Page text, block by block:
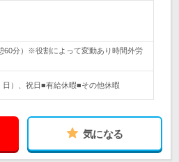
60分）※役割によって変動あり時間外労
）、祝日■有給休暇■その他休暇
気になる